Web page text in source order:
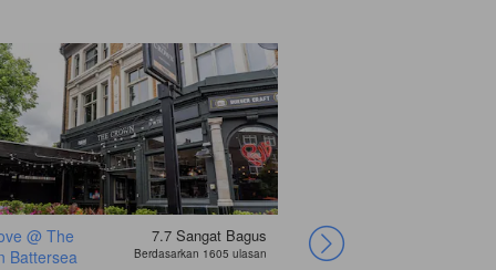
@ The
Battersea
7.7 Sangat Bagus
Berdasarkan 1605 ulasan